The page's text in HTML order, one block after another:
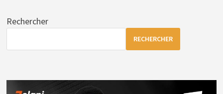
Rechercher
RECHERCHER